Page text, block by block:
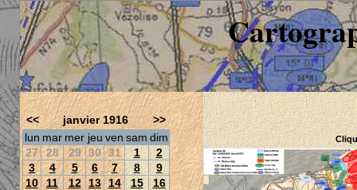
<< janvier 1916
>>
lun mar mer jeu ven sam dim
27 28 29 30 31 1
2
3
4 5 6 7 8
9
10
11 12 13 14 15
16